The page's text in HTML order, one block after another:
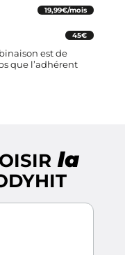
19,99€/mois
45€
est de
que l’adhérent
la